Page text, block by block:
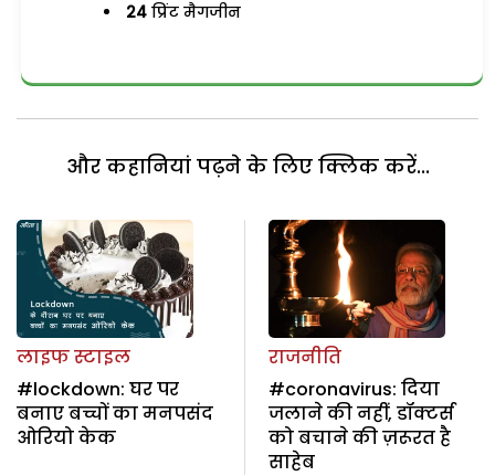
24 प्रिंट मैगजीन
और कहानियां पढ़ने के लिए क्लिक करें...
लाइफ स्टाइल
#lockdown: घर पर
बनाए बच्चों का मनपसंद
ओरियो केक
राजनीति
#coronavirus: दिया
जलाने की नहीं, डॉक्टर्स
को बचाने की ज़रूरत है
साहेब